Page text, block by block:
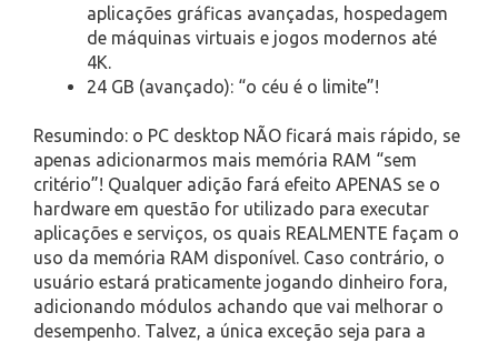
aplicações gráficas avançadas, hospedagem
de máquinas virtuais e jogos modernos até
4K.
24 GB (avançado): “o céu é o limite”!
Resumindo: o PC desktop NÃO ficará mais rápido, se
apenas adicionarmos mais memória RAM “sem
critério”! Qualquer adição fará efeito APENAS se o
hardware em questão for utilizado para executar
aplicações e serviços, os quais REALMENTE façam o
uso da memória RAM disponível. Caso contrário, o
usuário estará praticamente jogando dinheiro fora,
adicionando módulos achando que vai melhorar o
desempenho. Talvez, a única exceção seja para a